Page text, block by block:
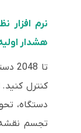
نرم افزار
هشدار
کنترل
دستگاه،
تجسم